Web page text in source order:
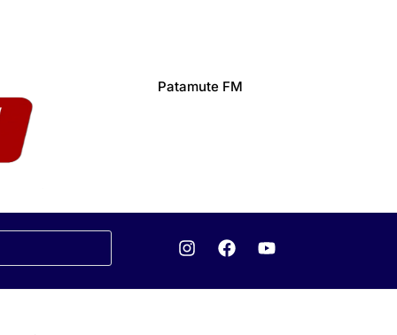
Patamute FM